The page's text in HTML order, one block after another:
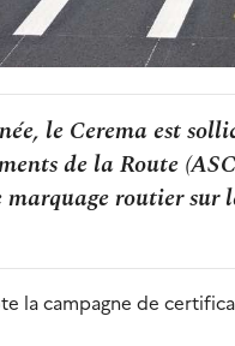
le Cerema est
de la Route
routier sur
la campagne de